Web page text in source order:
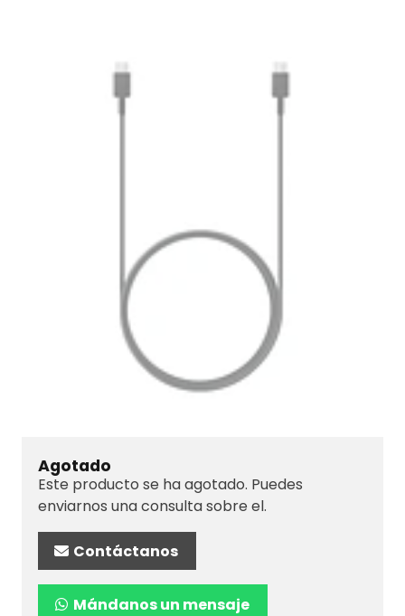
Agotado
Este producto se ha agotado. Puedes
enviarnos una consulta sobre el.
Contáctanos
Mándanos un mensaje